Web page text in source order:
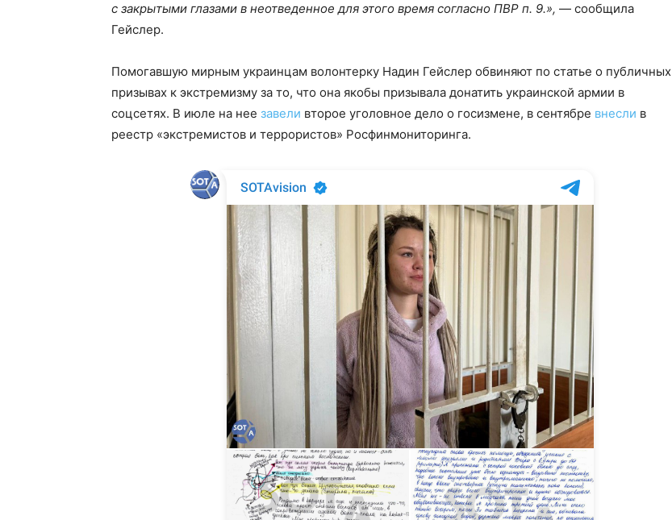
с закрытыми глазами в неотведенное для этого время согласно ПВР п. 9.», — сообщила
Гейслер.
Помогавшую мирным украинцам волонтерку Надин Гейслер обвиняют по статье о публичных
призывах к экстремизму за то, что она якобы призывала донатить украинской армии в
соцсетях. В июле на нее завели второе уголовное дело о госизмене, в сентябре внесли в
реестр «экстремистов и террористов» Росфинмониторинга.